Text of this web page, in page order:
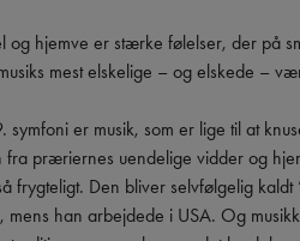
og hjemve er stærke følelser, der på
mest elskelige – og elskede –
symfoni er musik, som er lige til at
fra præriernes uendelige vidder og
frygteligt. Den bliver selvfølgelig
mens han arbejdede i USA. Og